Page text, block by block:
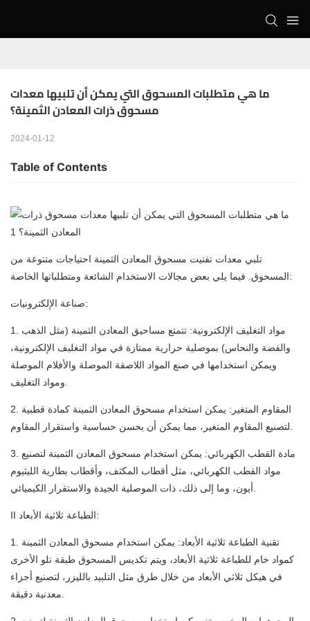
ما هي متطلبات المسحوق التي يمكن أن تلبيها معدات
مسحوق ذرات المعادن الثمينة؟
2024-01-12
Table of Contents
تلبي معدات تفتيت مسحوق المعادن الثمينة احتياجات متنوعة من
المسحوق. فيما يلي بعض مجالات الاستخدام الشائعة ومتطلباتها الخاصة:
صناعة الإلكترونيات:
1. مواد التغليف الإلكترونية: تتمتع مساحيق المعادن الثمينة (مثل الذهب
والفضة والنحاس) بموصلية حرارية ممتازة في مواد التغليف الإلكترونية،
ويمكن استخدامها في صنع المواد اللاصقة الموصلة والأفلام الموصلة
ومواد التغليف.
2. المقاوم المتغير: يمكن استخدام مسحوق المعادن الثمينة كمادة قطبية
لتصنيع المقاوم المتغير، مما يمكن أن يحسن حساسية واستقرار المقاوم.
3. مادة القطب الكهربائي: يمكن استخدام مسحوق المعادن الثمينة لتصنيع
مواد القطب الكهربائي، مثل أقطاب المكثف، وأقطاب بطارية الليثيوم
أيون، وما إلى ذلك، ذات الموصلية الجيدة والاستقرار الكيميائي.
II الطباعة ثلاثية الأبعاد:
1. تقنية الطباعة ثلاثية الأبعاد: يمكن استخدام مسحوق المعادن الثمينة
كمواد خام للطباعة ثلاثية الأبعاد، ويتم تكديس المسحوق طبقة تلو الأخرى
في هيكل ثلاثي الأبعاد من خلال طرق مثل التلبيد بالليزر، لتصنيع أجزاء
معدنية دقيقة.